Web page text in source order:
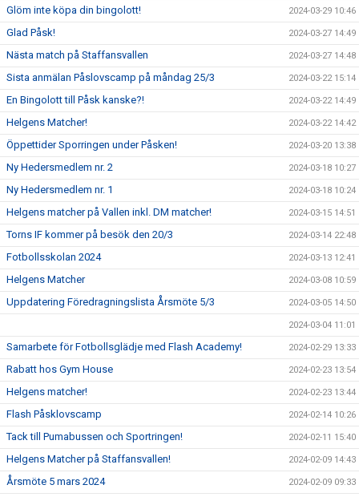
Glöm inte köpa din bingolott! 2024-03-29 10:46
Glad Påsk! 2024-03-27 14:49
Nästa match på Staffansvallen 2024-03-27 14:48
Sista anmälan Påslovscamp på måndag 25/3 2024-03-22 15:14
En Bingolott till Påsk kanske?! 2024-03-22 14:49
Helgens Matcher! 2024-03-22 14:42
Öppettider Sporringen under Påsken! 2024-03-20 13:38
Ny Hedersmedlem nr. 2 2024-03-18 10:27
Ny Hedersmedlem nr. 1 2024-03-18 10:24
Helgens matcher på Vallen inkl. DM matcher! 2024-03-15 14:51
Torns IF kommer på besök den 20/3 2024-03-14 22:48
Fotbollsskolan 2024 2024-03-13 12:41
Helgens Matcher 2024-03-08 10:59
Uppdatering Föredragningslista Årsmöte 5/3 2024-03-05 14:50
2024-03-04 11:01
Samarbete för Fotbollsglädje med Flash Academy! 2024-02-29 13:33
Rabatt hos Gym House 2024-02-23 13:54
Helgens matcher! 2024-02-23 13:44
Flash Påsklovscamp 2024-02-14 10:26
Tack till Pumabussen och Sportringen! 2024-02-11 15:40
Helgens Matcher på Staffansvallen! 2024-02-09 14:43
Årsmöte 5 mars 2024 2024-02-09 09:33